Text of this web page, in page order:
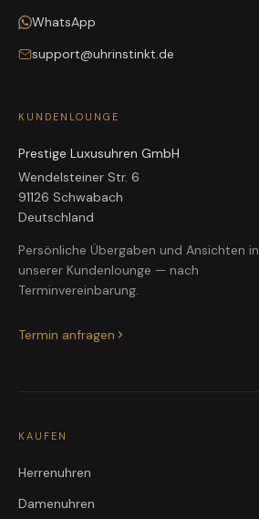
WhatsApp
support@uhrinstinkt.de
KUNDENLOUNGE
Prestige Luxusuhren GmbH
Wendelsteiner Str. 6
91126 Schwabach
Deutschland
Persönliche Übergaben und Ansichten in
unserer Kundenlounge — nach
Terminvereinbarung.
Termin anfragen
KAUFEN
Herrenuhren
Damenuhren